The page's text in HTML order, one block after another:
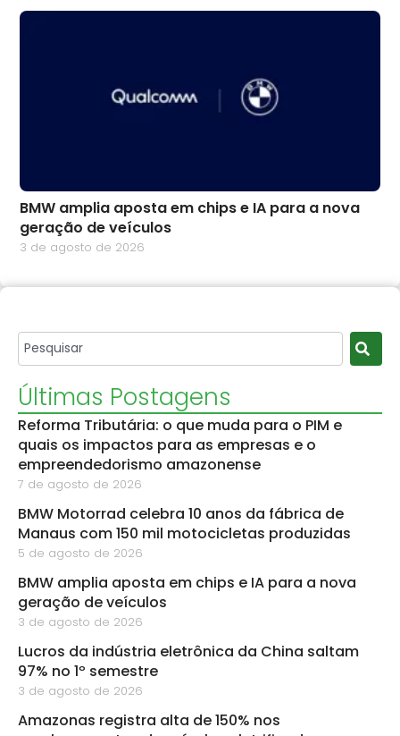
BMW amplia aposta em chips e IA para a nova
geração de veículos
3 de agosto de 2026
Últimas Postagens
Reforma Tributária: o que muda para o PIM e
quais os impactos para as empresas e o
empreendedorismo amazonense
7 de agosto de 2026
BMW Motorrad celebra 10 anos da fábrica de
Manaus com 150 mil motocicletas produzidas
5 de agosto de 2026
BMW amplia aposta em chips e IA para a nova
geração de veículos
3 de agosto de 2026
Lucros da indústria eletrônica da China saltam
97% no 1º semestre
3 de agosto de 2026
Amazonas registra alta de 150% nos